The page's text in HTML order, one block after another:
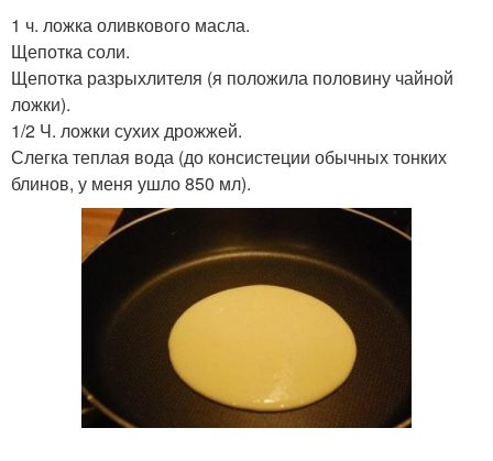
1 ч. ложка оливкового масла.
Щепотка соли.
Щепотка разрыхлителя (я положила половину чайной
ложки).
1/2 Ч. ложки сухих дрожжей.
Слегка теплая вода (до консистеции обычных тонких
блинов, у меня ушло 850 мл).